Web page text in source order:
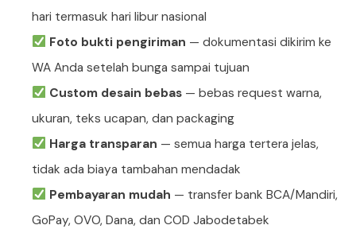
hari termasuk hari libur nasional
Foto bukti pengiriman — dokumentasi dikirim ke
WA Anda setelah bunga sampai tujuan
Custom desain bebas— bebas request warna,
ukuran, teks ucapan, dan packaging
Harga transparan — semua harga tertera jelas,
tidak ada biaya tambahan mendadak
Pembayaran mudah — transfer bank BCA/Mandiri,
GoPay, OVO, Dana, dan COD Jabodetabek